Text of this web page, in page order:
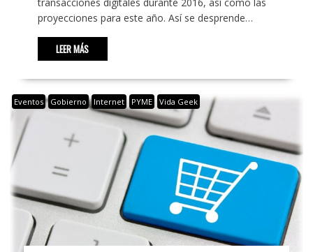
proyecciones para este año. Así se desprende…
LEER MÁS
Eventos Gobierno Internet PYME Vida Geek